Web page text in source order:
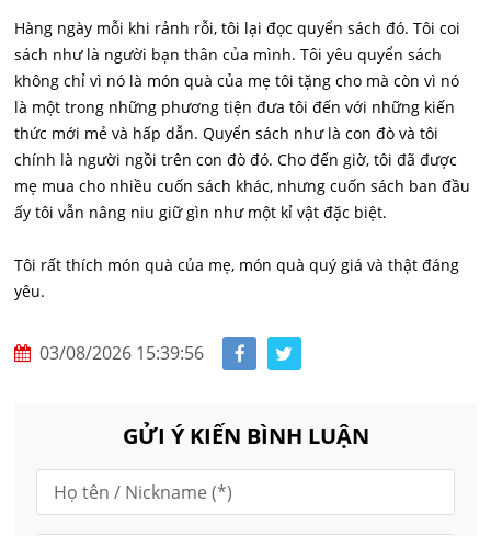
Hàng ngày mỗi khi rảnh rỗi, tôi lại đọc quyển sách đó. Tôi coi
sách như là người bạn thân của mình. Tôi yêu quyển sách
không chỉ vì nó là món quà của mẹ tôi tặng cho mà còn vì nó
là một trong những phương tiện đưa tôi đến với những kiến
thức mới mẻ và hấp dẫn. Quyển sách như là con đò và tôi
chính là người ngồi trên con đò đó. Cho đến giờ, tôi đã được
mẹ mua cho nhiều cuốn sách khác, nhưng cuốn sách ban đầu
ấy tôi vẫn nâng niu giữ gìn như một kỉ vật đặc biệt.
Tôi rất thích món quà của mẹ, món quà quý giá và thật đáng
yêu.
03/08/2026 15:39:56
GỬI Ý KIẾN BÌNH LUẬN